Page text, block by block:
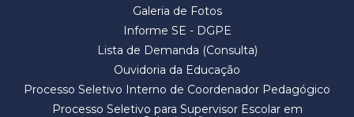
Galeria de Fotos
Informe SE - DGPE
Lista de Demanda (Consulta)
Ouvidoria da Educação
Processo Seletivo Interno de Coordenador Pedagógico
Processo Seletivo para Supervisor Escolar em